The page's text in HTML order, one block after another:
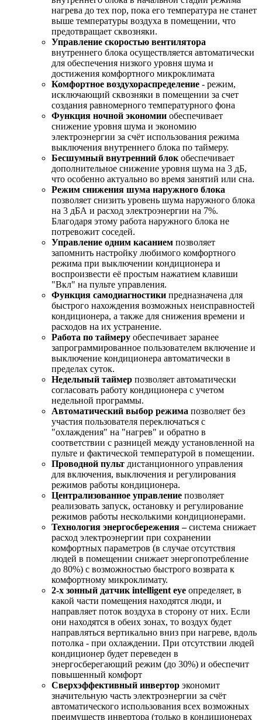
нагрева до тех пор, пока его температура не станет
выше температуры воздуха в помещении, что
предотвращает сквозняки.
Управление скоростью вентилятора
внутреннего блока осуществляется автоматически
для обеспечения низкого уровня шума и
достижения комфортного микроклимата
Комфортное воздухораспределение - режим,
исключающий сквозняки в помещении за счет
создания равномерного температурного фона
Функция ночной экономии обеспечивает
снижение уровня шума и экономию
электроэнергии за счёт использования режима
выключения внутреннего блока по таймеру.
Бесшумный внутренний блок обеспечивает
дополнительное снижение уровня шума на 3 дБ,
что особенно актуально во время занятий или сна.
Режим снижения шума наружного блока
позволяет снизить уровень шума наружного блока
на 3 дБА и расход электроэнергии на 7%.
Благодаря этому работа наружного блока не
потревожит соседей.
Управление одним касанием позволяет
запомнить настройку любимого комфортного
режима при выключении кондиционера и
воспроизвести её простым нажатием клавиши
"Вкл" на пульте управления.
Функция самодиагностики предназначена для
быстрого нахождения возможных неисправностей
кондиционера, а также для снижения времени и
расходов на их устранение.
Работа по таймеру обеспечивает заранее
запрограммированное пользователем включение и
выключение кондиционера автоматически в
пределах суток.
Недельный таймер позволяет автоматически
согласовать работу кондиционера с учетом
недельной программы.
Автоматический выбор режима позволяет без
участия пользователя переключаться с
"охлаждения" на "нагрев" и обратно в
соответствии с разницей между установленной на
пульте и фактической температурой в помещении.
Проводной пульт дистанционного управления
для включения, выключения и регулирования
режимов работы кондиционера.
Централизованное управление позволяет
реализовать запуск, остановку и регулирование
режимов работы несколькими кондиционерами.
Технология энергосбережения –система снижает
расход электроэнергии при сохранении
комфортных параметров (в случае отсутствия
людей в помещении снижает энергопотребление
до 80%) с возможностью быстрого возврата к
комфортному микроклимату.
2-х зонный датчик intelligent eye определяет, в
какой части помещения находятся люди, и
направляет поток воздуха в сторону от них. Если
они находятся в обеих зонах, то воздух будет
направляться вертикально вниз при нагреве, вдоль
потолка - при охлаждении. При отсутствии людей
кондиционер будет переведен в
энергосберегающий режим (до 30%) и обеспечит
повышенный комфорт
Сверхэффективный инвертор экономит
значительную часть электроэнергии за счёт
автоматического использования всех возможных
преимуществ инвертора (только в кондиционерах